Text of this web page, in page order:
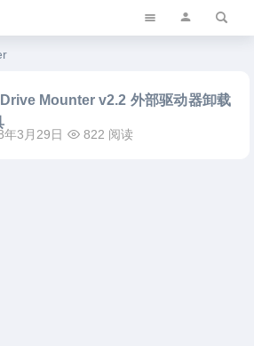
Drive Mounter v2.2 外部驱动器卸载
年3月29日 822 阅读